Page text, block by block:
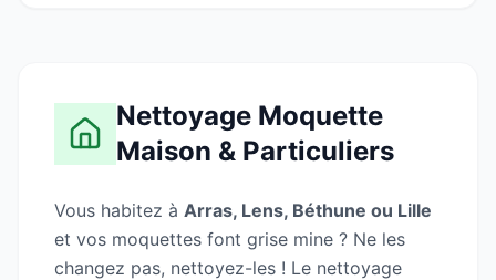
Nettoyage Moquette
Maison & Particuliers
Vous habitez à Arras, Lens, Béthune ou Lille
et vos moquettes font grise mine ? Ne les
changez pas, nettoyez-les ! Le nettoyage